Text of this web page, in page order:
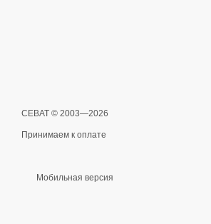
СЕВАТ © 2003—2026
Принимаем к оплате
Мобильная версия